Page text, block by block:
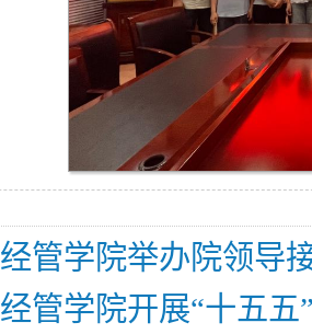
经管学院举办院领导
经管学院开展“十五五